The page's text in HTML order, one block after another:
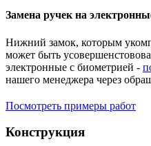
Замена ручек на
Нижний замок, которым
может быть
электронные с биометрией -
нашего менеджера через
Посмотреть примеры работ
Конструкция